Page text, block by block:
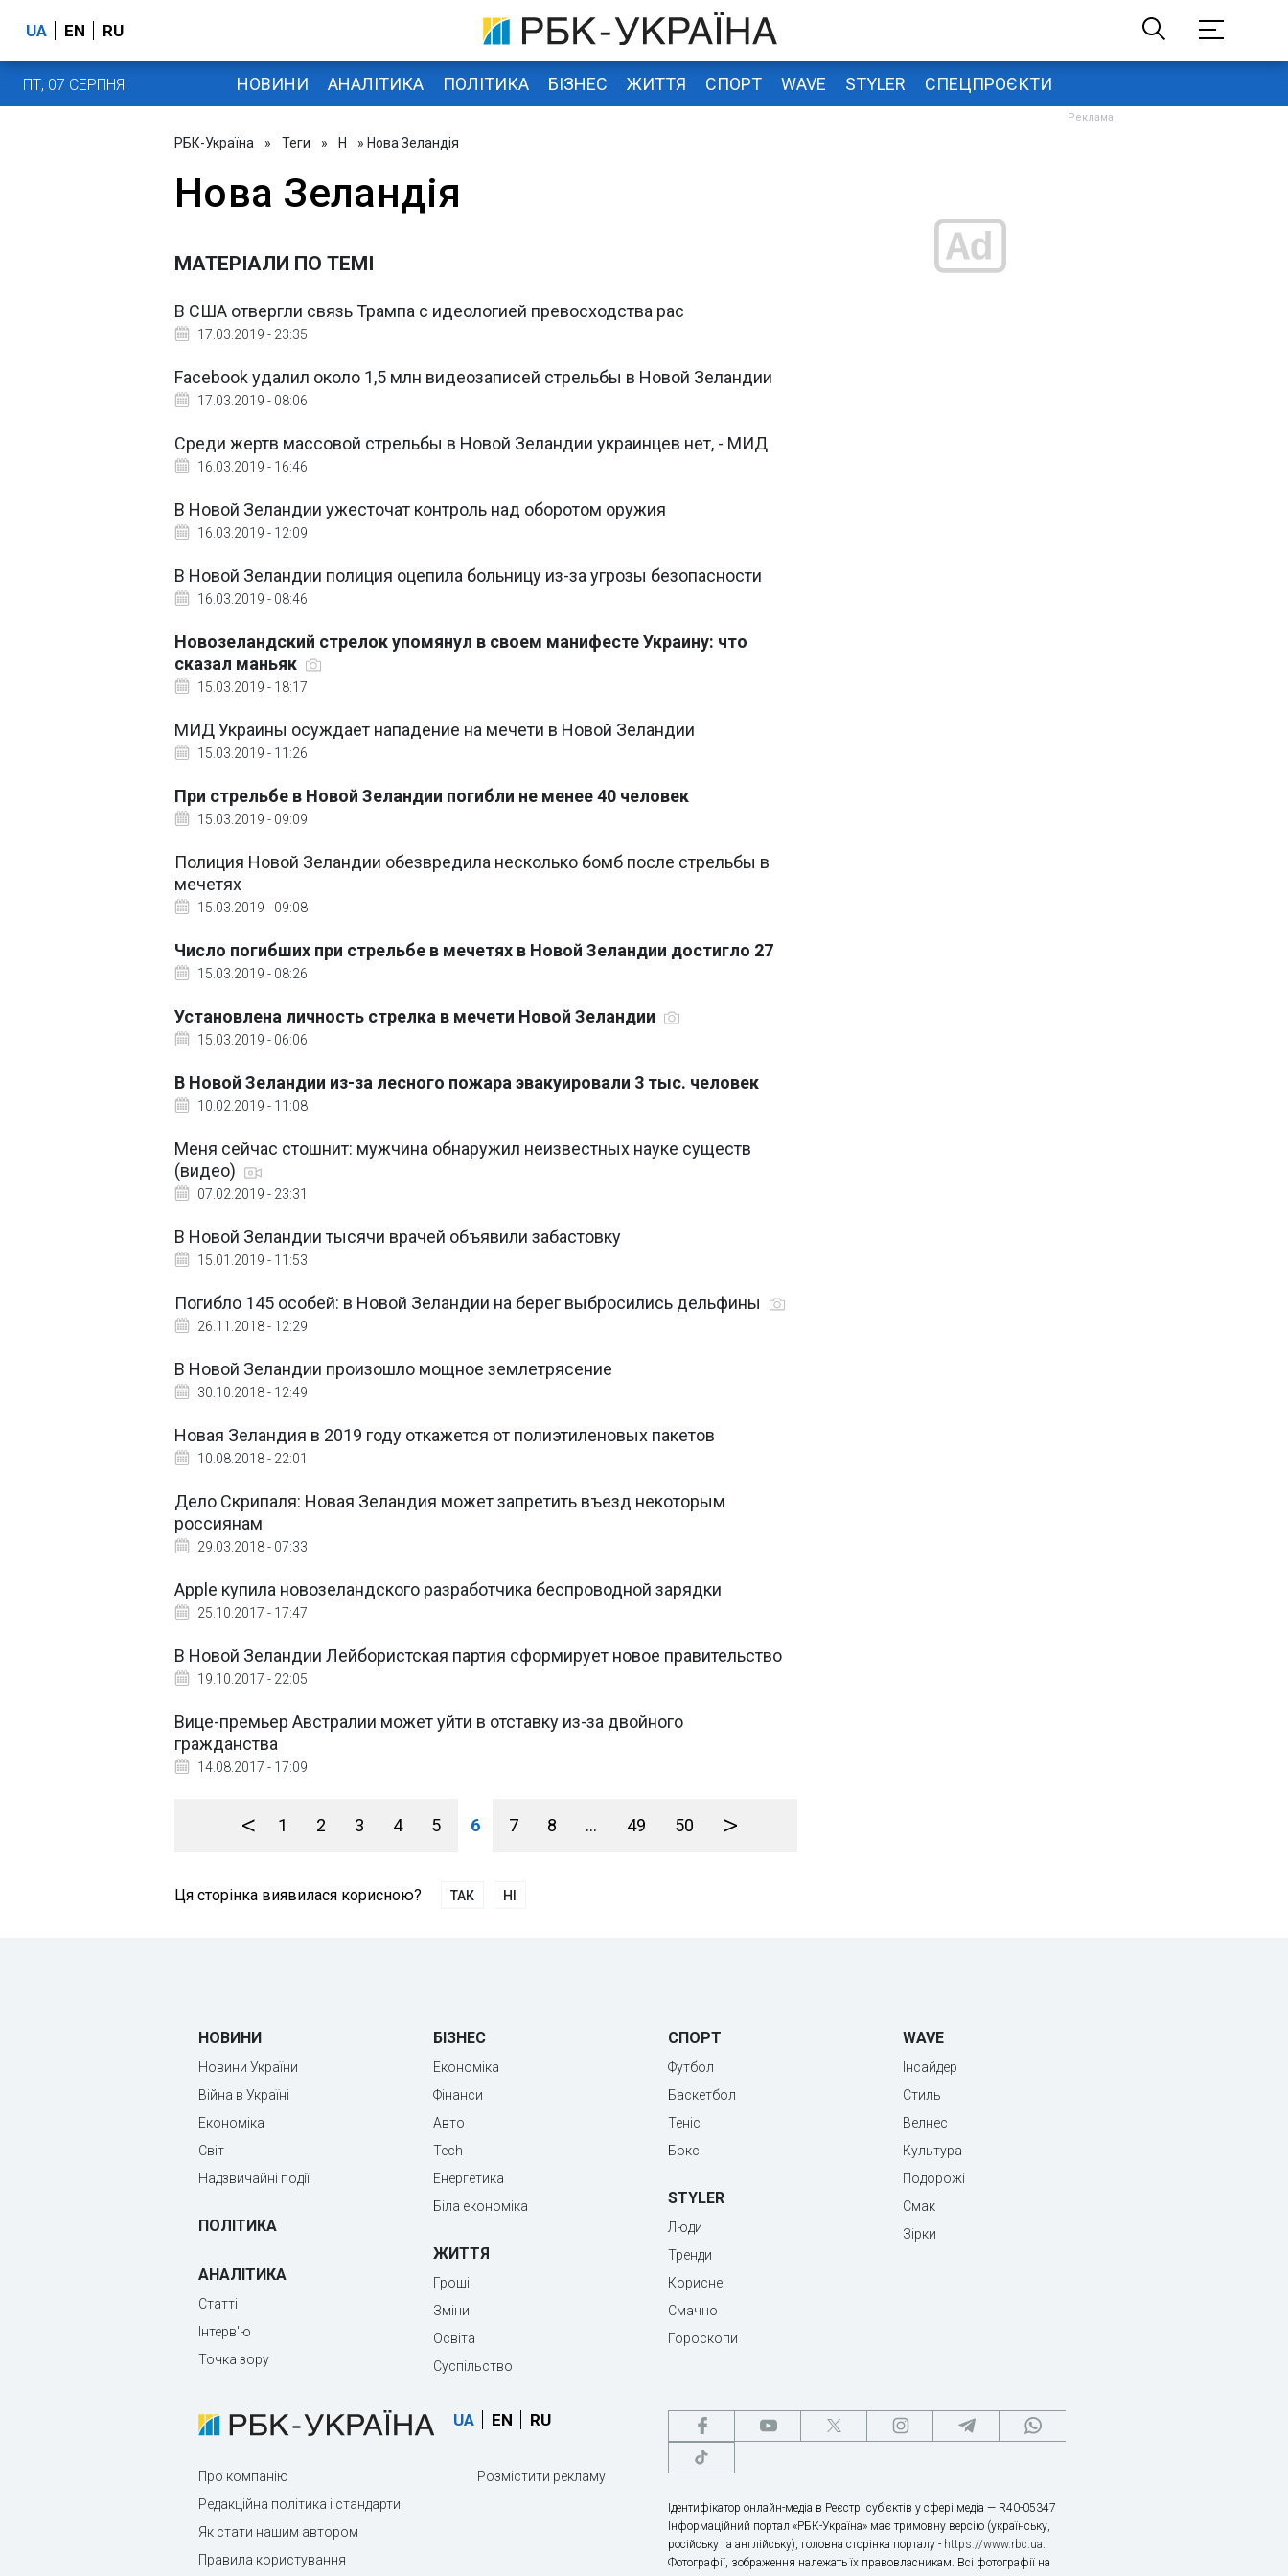
UA EN RU
ПТ, 07 СЕРПНЯ НОВИНИ АНАЛІТИКА ПОЛІТИКА БІЗНЕС ЖИТТЯ СПОРТ WAVE STYLER СПЕЦПРОЄКТИ
РБК-Україна » Теги » Н » Нова Зеландія
Нова Зеландія
МАТЕРІАЛИ ПО ТЕМІ
В США отвергли связь Трампа с идеологией превосходства рас
17.03.2019 - 23:35
Facebook удалил около 1,5 млн видеозаписей стрельбы в Новой Зеландии
17.03.2019 - 08:06
Среди жертв массовой стрельбы в Новой Зеландии украинцев нет, - МИД
16.03.2019 - 16:46
В Новой Зеландии ужесточат контроль над оборотом оружия
16.03.2019 - 12:09
В Новой Зеландии полиция оцепила больницу из-за угрозы безопасности
16.03.2019 - 08:46
Новозеландский стрелок упомянул в своем манифесте Украину: что
сказал маньяк
15.03.2019 - 18:17
МИД Украины осуждает нападение на мечети в Новой Зеландии
15.03.2019 - 11:26
При стрельбе в Новой Зеландии погибли не менее 40 человек
15.03.2019 - 09:09
Полиция Новой Зеландии обезвредила несколько бомб после стрельбы в
мечетях
15.03.2019 - 09:08
Число погибших при стрельбе в мечетях в Новой Зеландии достигло 27
15.03.2019 - 08:26
Установлена личность стрелка в мечети Новой Зеландии
15.03.2019 - 06:06
В Новой Зеландии из-за лесного пожара эвакуировали 3 тыс. человек
10.02.2019 - 11:08
Меня сейчас стошнит: мужчина обнаружил неизвестных науке существ
(видео)
07.02.2019 - 23:31
В Новой Зеландии тысячи врачей объявили забастовку
15.01.2019 - 11:53
Погибло 145 особей: в Новой Зеландии на берег выбросились дельфины
26.11.2018 - 12:29
В Новой Зеландии произошло мощное землетрясение
30.10.2018 - 12:49
Новая Зеландия в 2019 году откажется от полиэтиленовых пакетов
10.08.2018 - 22:01
Дело Скрипаля: Новая Зеландия может запретить въезд некоторым
россиянам
29.03.2018 - 07:33
Apple купила новозеландского разработчика беспроводной зарядки
25.10.2017 - 17:47
В Новой Зеландии Лейбористская партия сформирует новое правительство
19.10.2017 - 22:05
Вице-премьер Австралии может уйти в отставку из-за двойного
гражданства
14.08.2017 - 17:09
< 1 2 3 4 5 6 7 8 ... 49 50 >
Ця сторінка виявилася корисною? ТАК НІ
НОВИНИ
Новини України
Війна в Україні
Економіка
Світ
Надзвичайні події
ПОЛІТИКА
АНАЛІТИКА
Статті
Інтерв'ю
Точка зору
БІЗНЕС
Економіка
Фінанси
Авто
Tech
Енергетика
Біла економіка
ЖИТТЯ
Гроші
Зміни
Освіта
Суспільство
СПОРТ
Футбол
Баскетбол
Теніс
Бокс
STYLER
Люди
Тренди
Корисне
Смачно
Гороскопи
WAVE
Інсайдер
Стиль
Велнес
Культура
Подорожі
Смак
Зірки
UA EN RU
Про компанію
Редакційна політика і стандарти
Як стати нашим автором
Правила користування
Розмістити рекламу
Ідентифікатор онлайн-медіа в Реєстрі суб’єктів у сфері медіа — R40-05347
Інформаційний портал «РБК-Україна» має тримовну версію (українську,
російську та англійську), головна сторінка порталу - https://www.rbc.ua.
Фотографії, зображення належать їх правовласникам. Всі фотографії на